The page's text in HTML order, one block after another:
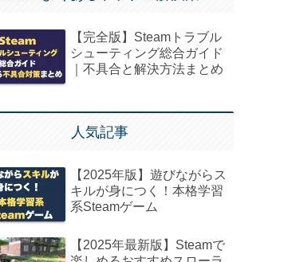
【完全版】Steamトラブル
シューティング総合ガイド
｜不具合と解決方法まとめ
人気記事
【2025年版】遊びながらス
キルが身につく！本格学習
系Steamゲーム
【2025年最新版】Steamで